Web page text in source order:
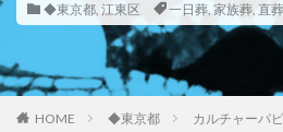
◆東京都, 江東区 一日葬, 家族葬, 直葬
HOME ◆東京都 カルチャーパ